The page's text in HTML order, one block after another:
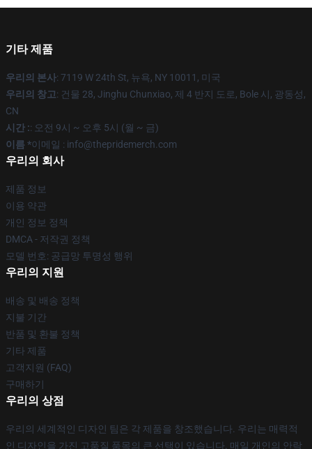
기타 제품
우리의 본사: 7119 W 24th St, 뉴욕, NY 10011, 미국
우리의 창고: 건물 28, Jinghu Chunxiao, 제 4 반지 도로, Bole 시, 광동성,
CN
시간 :: 오전 9시 ~ 오후 5시 (월 ~ 금)
이름 *이메일 : info@thepridemerch.com
우리의 회사
제품 정보
이용 약관
개인 정보 정책
DMCA - 저작권 정책
모델 번호: 공급망 투명성 행위
우리의 지원
배송 및 배송 정책
지불 기간
반품 및 환불 정책
기타 제품
고객지원 (FAQ)
구매하기
우리의 상점
우리의 세계적인 디자인 팀은 각 제품을 창조했습니다. 우리는 매력적
인 디자인을 가진 고품질 품목의 큰 선택이 있습니다. 매일 개인의 안락